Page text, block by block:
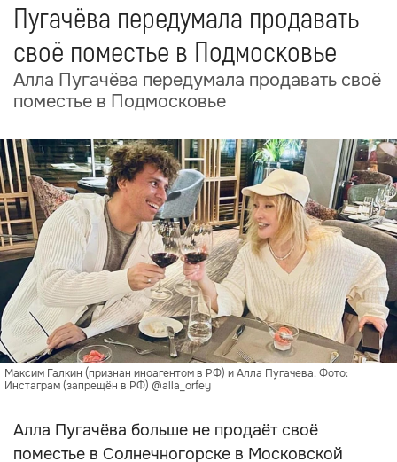
Пугачёва передумала продавать
своё поместье в Подмосковье
Алла Пугачёва передумала продавать своё
поместье в Подмосковье
Максим Галкин (признан иноагентом в РФ) и Алла Пугачева. Фото:
Инстаграм (запрещён в РФ) @alla_orfey
Алла Пугачёва больше не продаёт своё
поместье в Солнечногорске в Московской